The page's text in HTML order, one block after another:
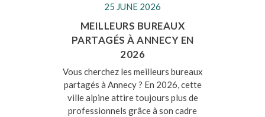
25 JUNE 2026
MEILLEURS BUREAUX
PARTAGÉS À ANNECY EN
2026
Vous cherchez les meilleurs bureaux
partagés à Annecy ? En 2026, cette
ville alpine attire toujours plus de
professionnels grâce à son cadre